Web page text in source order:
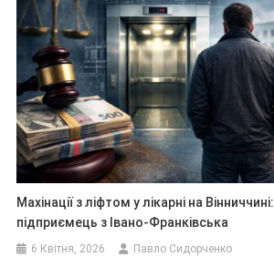
Махінації з ліфтом у лікарні на
підприємець з Івано-Франківська
6 Квітня, 2026 Павло Сидорченко